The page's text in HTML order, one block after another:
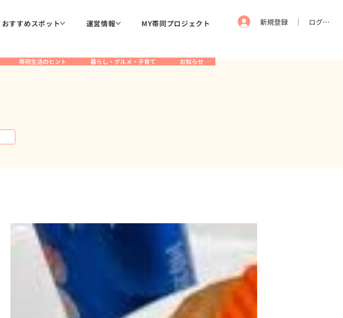
おすすめスポット 運営情報 MY帯同プロジェクト 新規登録 ｜ ログイン
帯同生活のヒント 暮らし・グルメ・子育て お知らせ